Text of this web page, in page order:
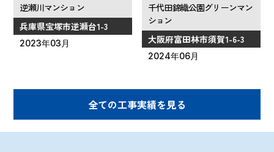
逆瀬川マンション
兵庫県宝塚市逆瀬台1-3
2023年03月
千代田錦織公園グリーンマン
ション
大阪府富田林市須賀1-6-3
2024年06月
全ての工事実績を見る